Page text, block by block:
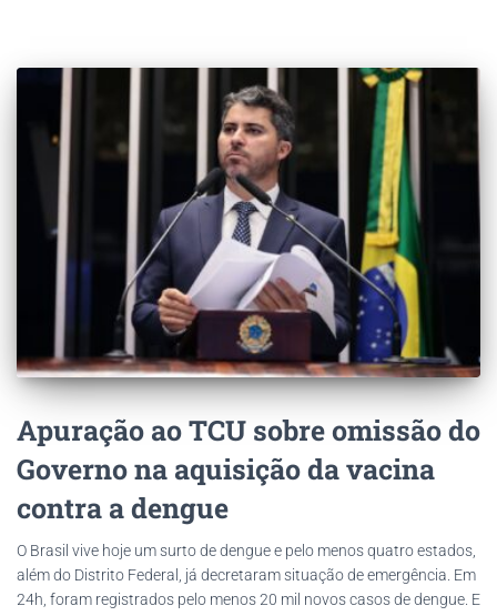
Apuração ao TCU sobre omissão do
Governo na aquisição da vacina
contra a dengue
O Brasil vive hoje um surto de dengue e pelo menos quatro estados,
além do Distrito Federal, já decretaram situação de emergência. Em
24h, foram registrados pelo menos 20 mil novos casos de dengue. E